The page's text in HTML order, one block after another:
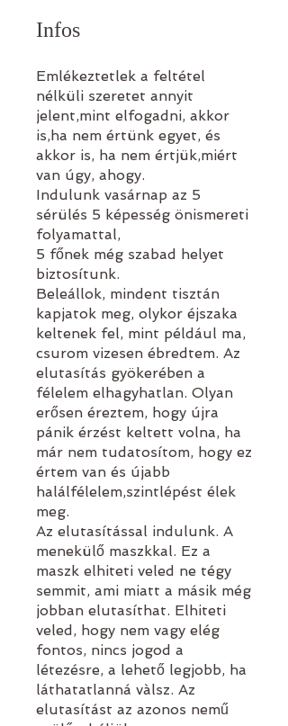
Infos
Emlékeztetlek a feltétel
nélküli szeretet annyit
jelent,mint elfogadni, akkor
is,ha nem értünk egyet, és
akkor is, ha nem értjük,miért
van úgy, ahogy.
Indulunk vasárnap az 5
sérülés 5 képesség önismereti
folyamattal,
5 főnek még szabad helyet
biztosítunk.
Beleállok, mindent tisztán
kapjatok meg, olykor éjszaka
keltenek fel, mint például ma,
csurom vizesen ébredtem. Az
elutasítás gyökerében a
félelem elhagyhatlan. Olyan
erősen éreztem, hogy újra
pánik érzést keltett volna, ha
már nem tudatosítom, hogy ez
értem van és újabb
halálfélelem,szintlépést élek
meg.
Az elutasítással indulunk. A
menekülő maszkkal. Ez a
maszk elhiteti veled ne tégy
semmit, ami miatt a másik még
jobban elutasíthat. Elhiteti
veled, hogy nem vagy elég
fontos, nincs jogod a
létezésre, a lehető legjobb, ha
láthatatlanná vàlsz. Az
elutasítást az azonos nemű